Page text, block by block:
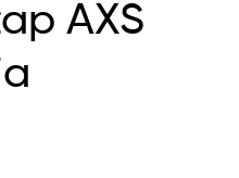
AXS